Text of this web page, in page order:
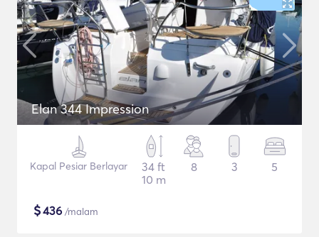
Elan 344 Impression
Kapal Pesiar Berlayar
34 ft
10 m
8 3 5
$436 /malam